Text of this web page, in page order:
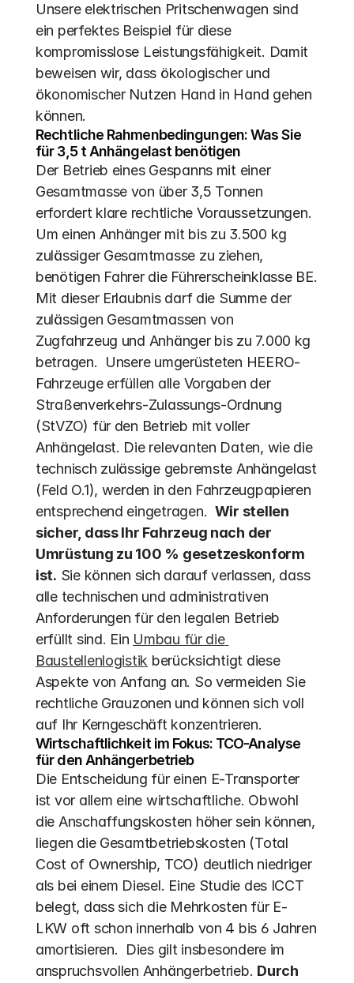
Unsere elektrischen Pritschenwagen sind
ein perfektes Beispiel für diese
kompromisslose Leistungsfähigkeit. Damit
beweisen wir, dass ökologischer und
ökonomischer Nutzen Hand in Hand gehen
können.
Rechtliche Rahmenbedingungen: Was Sie
für 3,5 t Anhängelast benötigen
Der Betrieb eines Gespanns mit einer
Gesamtmasse von über 3,5 Tonnen
erfordert klare rechtliche Voraussetzungen.
Um einen Anhänger mit bis zu 3.500 kg
zulässiger Gesamtmasse zu ziehen,
benötigen Fahrer die Führerscheinklasse BE.
Mit dieser Erlaubnis darf die Summe der
zulässigen Gesamtmassen von
Zugfahrzeug und Anhänger bis zu 7.000 kg
betragen.  Unsere umgerüsteten HEERO-
Fahrzeuge erfüllen alle Vorgaben der
Straßenverkehrs-Zulassungs-Ordnung
(StVZO) für den Betrieb mit voller
Anhängelast. Die relevanten Daten, wie die
technisch zulässige gebremste Anhängelast
(Feld O.1), werden in den Fahrzeugpapieren
entsprechend eingetragen. Wir stellen
sicher, dass Ihr Fahrzeug nach der
Umrüstung zu 100 % gesetzeskonform
ist. Sie können sich darauf verlassen, dass
alle technischen und administrativen
Anforderungen für den legalen Betrieb
erfüllt sind. Ein Umbau für die
Baustellenlogistik berücksichtigt diese
Aspekte von Anfang an. So vermeiden Sie
rechtliche Grauzonen und können sich voll
auf Ihr Kerngeschäft konzentrieren.
Wirtschaftlichkeit im Fokus: TCO-Analyse
für den Anhängerbetrieb
Die Entscheidung für einen E-Transporter
ist vor allem eine wirtschaftliche. Obwohl
die Anschaffungskosten höher sein können,
liegen die Gesamtbetriebskosten (Total
Cost of Ownership, TCO) deutlich niedriger
als bei einem Diesel. Eine Studie des ICCT
belegt, dass sich die Mehrkosten für E-
LKW oft schon innerhalb von 4 bis 6 Jahren
amortisieren.  Dies gilt insbesondere im
anspruchsvollen Anhängerbetrieb. Durch